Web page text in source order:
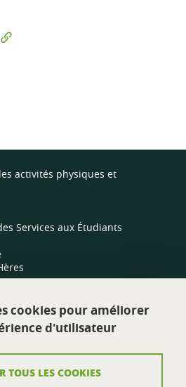
sur Facebook
sur LinkedIn
activités physiques et
Services aux Étudiants
cookies pour améliorer
d'utilisateur
TOUS LES COOKIES